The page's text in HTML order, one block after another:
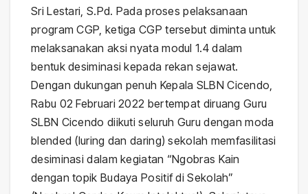
Sri Lestari, S.Pd. Pada proses pelaksanaan
program CGP, ketiga CGP tersebut diminta untuk
melaksanakan aksi nyata modul 1.4 dalam
bentuk desiminasi kepada rekan sejawat.
Dengan dukungan penuh Kepala SLBN Cicendo,
Rabu 02 Februari 2022 bertempat diruang Guru
SLBN Cicendo diikuti seluruh Guru dengan moda
blended (luring dan daring) sekolah memfasilitasi
desiminasi dalam kegiatan “Ngobras Kain
dengan topik Budaya Positif di Sekolah”